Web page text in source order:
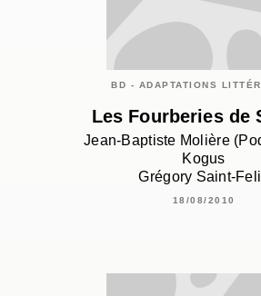
BD - ADAPTATIONS
Les Fourberies de
Jean-Baptiste Molière
Kogus
Grégory Saint-
18/08/2010